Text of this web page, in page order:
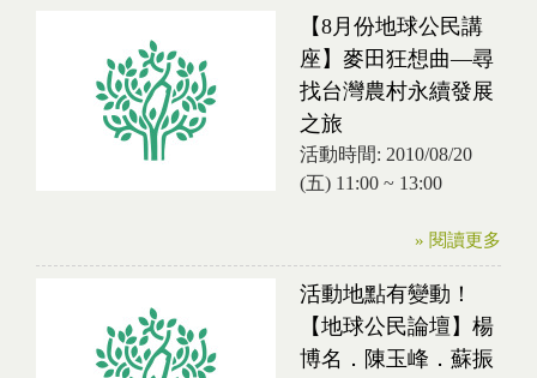
【8月份地球公民講
座】麥田狂想曲—尋
找台灣農村永續發展
之旅
活動時間: 2010/08/20
(五) 11:00 ~ 13:00
» 閱讀更多
活動地點有變動！
【地球公民論壇】楊
博名．陳玉峰．蘇振